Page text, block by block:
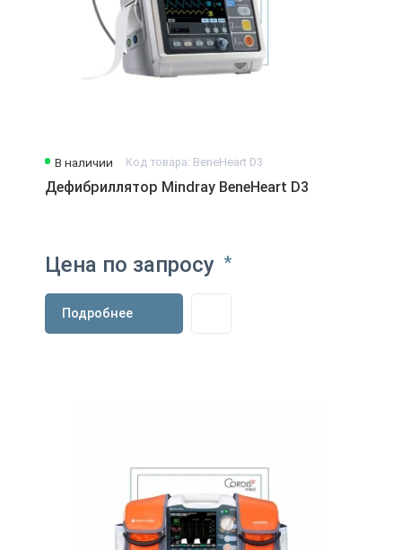
В наличии Код товара: BeneHeart D3
Дефибриллятор Mindray BeneHeart D3
Цена по запросу *
Подробнее